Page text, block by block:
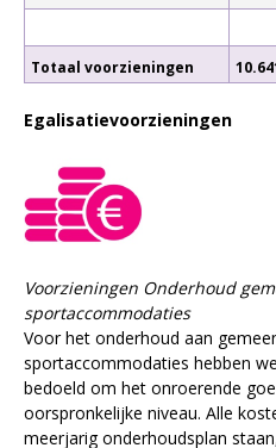
Totaal voorzieningen
Egalisatievoorzieningen
Voorzieningen Onderhoud
sportaccommodaties
Voor het onderhoud aan
sportaccommodaties hebben
bedoeld om het onroerende
oorspronkelijke niveau. Alle
meerjarig onderhoudsplan